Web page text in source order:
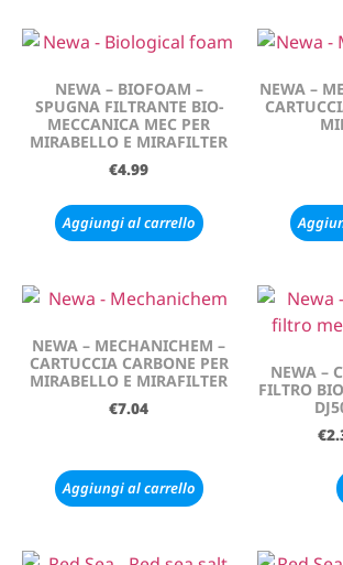
NEWA – BIOFOAM –
SPUGNA FILTRANTE BIO-
MECCANICA MEC PER
MIRABELLO E MIRAFILTER
€4.99
Aggiungi al carrello
NEWA –
NEWA – MECHANICHEM –
CARTUCCIA CARBONE PER
MIRABELLO E MIRAFILTER
€7.04
Aggiungi al carrello
NEWA –
FILTRO
€